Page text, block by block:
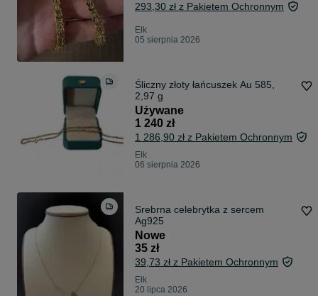
293,30 zł z Pakietem Ochronnym
Ełk
05 sierpnia 2026
Śliczny złoty łańcuszek Au 585,
2,97 g
Używane
1 240 zł
1 286,90 zł z Pakietem Ochronnym
Ełk
06 sierpnia 2026
Srebrna celebrytka z sercem
Ag925
Nowe
35 zł
39,73 zł z Pakietem Ochronnym
Ełk
20 lipca 2026